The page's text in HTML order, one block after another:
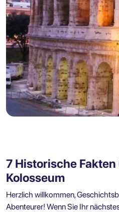
7 Historische
Kolosseum
Herzlich willkommen,
Abenteurer! Wenn Sie Ihr